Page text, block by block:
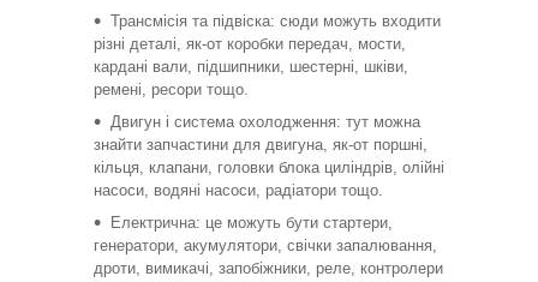
Трансмісія та підвіска: сюди можуть входити
різні деталі, як-от коробки передач, мости,
кардані вали, підшипники, шестерні, шківи,
ремені, ресори тощо.
Двигун і система охолодження: тут можна
знайти запчастини для двигуна, як-от поршні,
кільця, клапани, головки блока циліндрів, олійні
насоси, водяні насоси, радіатори тощо.
Електрична: це можуть бути стартери,
генератори, акумулятори, свічки запалювання,
дроти, вимикачі, запобіжники, реле, контролери